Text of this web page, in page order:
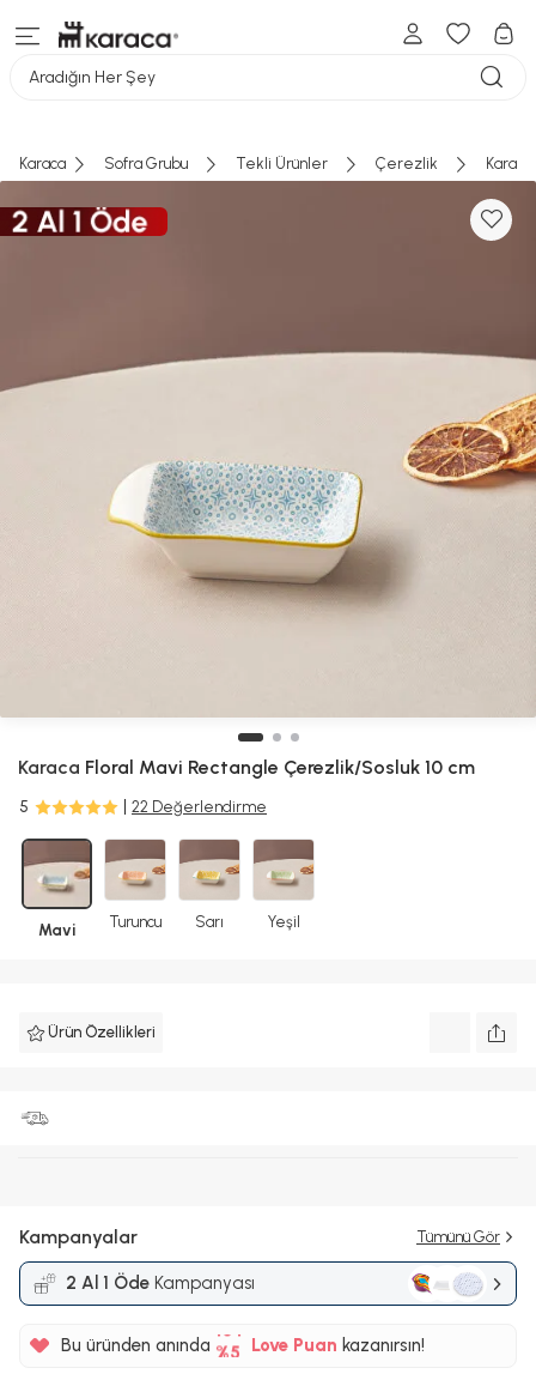
Aradığın Her Şey
Karaca Sofra Grubu Tekli Ürünler Çerezlik
Karaca Floral Mavi Rectangle Çerezlik/Sosluk 10 cm
5 22 Değerlendirme
Mavi Turuncu Sarı Yeşil
Ürün Özellikleri
Kampanyalar Tümünü Gör
2 Al 1 Öde Kampanyası
Bu üründen anında
%5
%5 Love Puankazanırsın!